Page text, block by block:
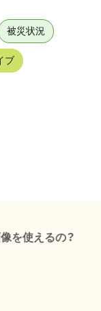
被災状況
ブ
を使えるの？